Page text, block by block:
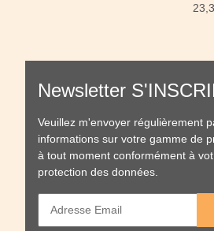
Newsletter
Veuillez m'envoyer régulièrement
informations sur votre gamme de
à tout moment conformément à
protection des données